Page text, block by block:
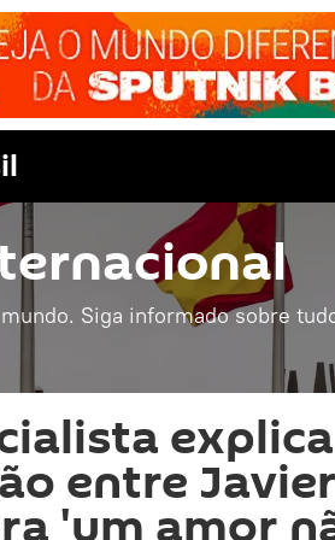
Siga informado sobre
entre